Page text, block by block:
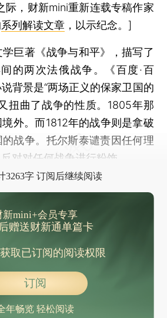
际，财新mini重新连载专稿作家
系列解读文章 ，以示纪念。]
著《战争与和平》，描写了
的两次法俄战争。《百度·百
背景是“两场正义的保家卫国的
扭曲了战争的性质。1805年那
外。而1812年的战争则是拿破
战争。托尔斯泰谴责因任何理
对对任何战争进行粉饰。
3263字 订阅后继续阅读
新mini+会员专享
赠送财新通单篇卡
取已订阅的阅读权限
订阅
年畅览 轻松阅读